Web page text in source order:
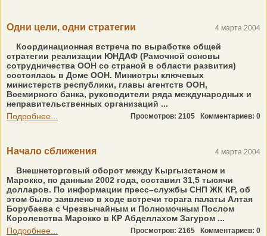
Одни цели, одни стратегии 4 марта 2004
Координационная встреча по выработке общей
стратегии реализации ЮНДАФ (Рамочной основы
сотрудничества ООН со страной в области развития)
состоялась в Доме ООН. Министры ключевых
министерств республики, главы агентств ООН,
Всемирного банка, руководители ряда международных и
неправительственных организаций ...
Подробнее...
Просмотров: 2105 Комментариев: 0
Начало сближения 4 марта 2004
Внешнеторговый оборот между Кыргызстаном и
Марокко, по данным 2002 года, составил 31,5 тысячи
долларов. По информации пресс–службы СНП ЖК КР, об
этом было заявлено в ходе встречи торага палаты Алтая
Борубаева с Чрезвычайным и Полномочным Послом
Королевства Марокко в КР Абделлахом Загуром ...
Подробнее...
Просмотров: 2165 Комментариев: 0